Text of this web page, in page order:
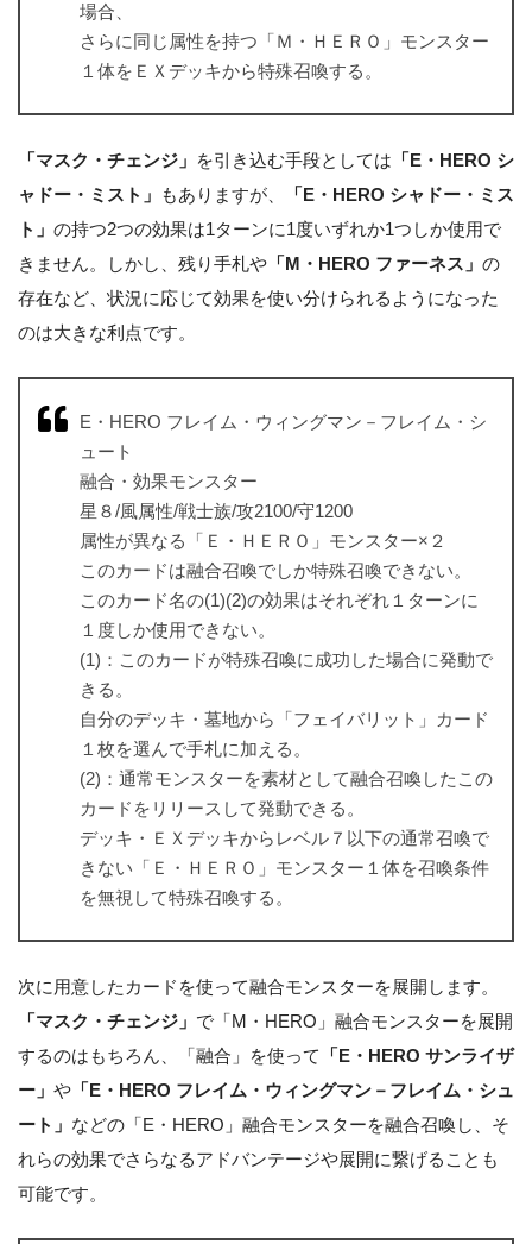
場合、
さらに同じ属性を持つ「Ｍ・ＨＥＲＯ」モンスター
１体をＥＸデッキから特殊召喚する。
「マスク・チェンジ」 を引き込む手段としては 「E・HERO シ
ャドー・ミスト」
もありますが、
「E・HERO シャドー・ミス
ト」 の持つ2つの効果は1ターンに1度いずれか1つしか使用で
きません。しかし、残り手札や 「M・HERO ファーネス」 の
存在など、状況に応じて効果を使い分けられるようになった
のは大きな利点です。
E・HERO フレイム・ウィングマン－フレイム・シ
ュート
融合・効果モンスター
星８/風属性/戦士族/攻2100/守1200
属性が異なる「Ｅ・ＨＥＲＯ」モンスター×２
このカードは融合召喚でしか特殊召喚できない。
このカード名の(1)(2)の効果はそれぞれ１ターンに
１度しか使用できない。
(1)：このカードが特殊召喚に成功した場合に発動で
きる。
自分のデッキ・墓地から「フェイバリット」カード
１枚を選んで手札に加える。
(2)：通常モンスターを素材として融合召喚したこの
カードをリリースして発動できる。
デッキ・ＥＸデッキからレベル７以下の通常召喚で
きない「Ｅ・ＨＥＲＯ」モンスター１体を召喚条件
を無視して特殊召喚する。
次に用意したカードを使って融合モンスターを展開します。
「マスク・チェンジ」 で「M・HERO」融合モンスターを展開
するのはもちろん、「融合」を使って
「E・HERO サンライザ
ー」 や 「E・HERO フレイム・ウィングマン－フレイム・シュ
ート」 などの「E・HERO」融合モンスターを融合召喚し、そ
れらの効果でさらなるアドバンテージや展開に繋げることも
可能です。